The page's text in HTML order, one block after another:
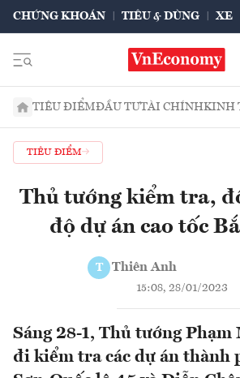
CHỨNG KHOÁN TIÊU & DÙNG XE
TIÊU ĐIỂMĐẦU TƯTÀI CHÍNHKINH
TIÊU ĐIỂM
Thủ tướng kiểm tra,
độ dự án cao tốc
T Thiên Anh
15:08, 28/01/2023
Sáng 28-1, Thủ tướng
đi kiểm tra các dự án thành